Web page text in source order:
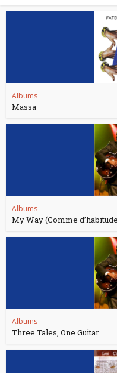
Albums
Massa
Albums
My Way (Comme
Albums
Three Tales, One Guitar